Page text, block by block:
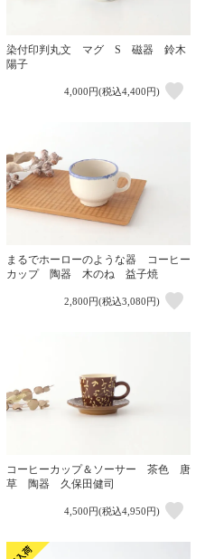
染付印判丸文 マグ S 磁器 鈴木
陽子
4,000円(税込4,400円)
まるでホーローのような器 コーヒー
カップ 陶器 木のね 益子焼
2,800円(税込3,080円)
コーヒーカップ＆ソーサー 茶色 唐
草 陶器 久保田健司
4,500円(税込4,950円)